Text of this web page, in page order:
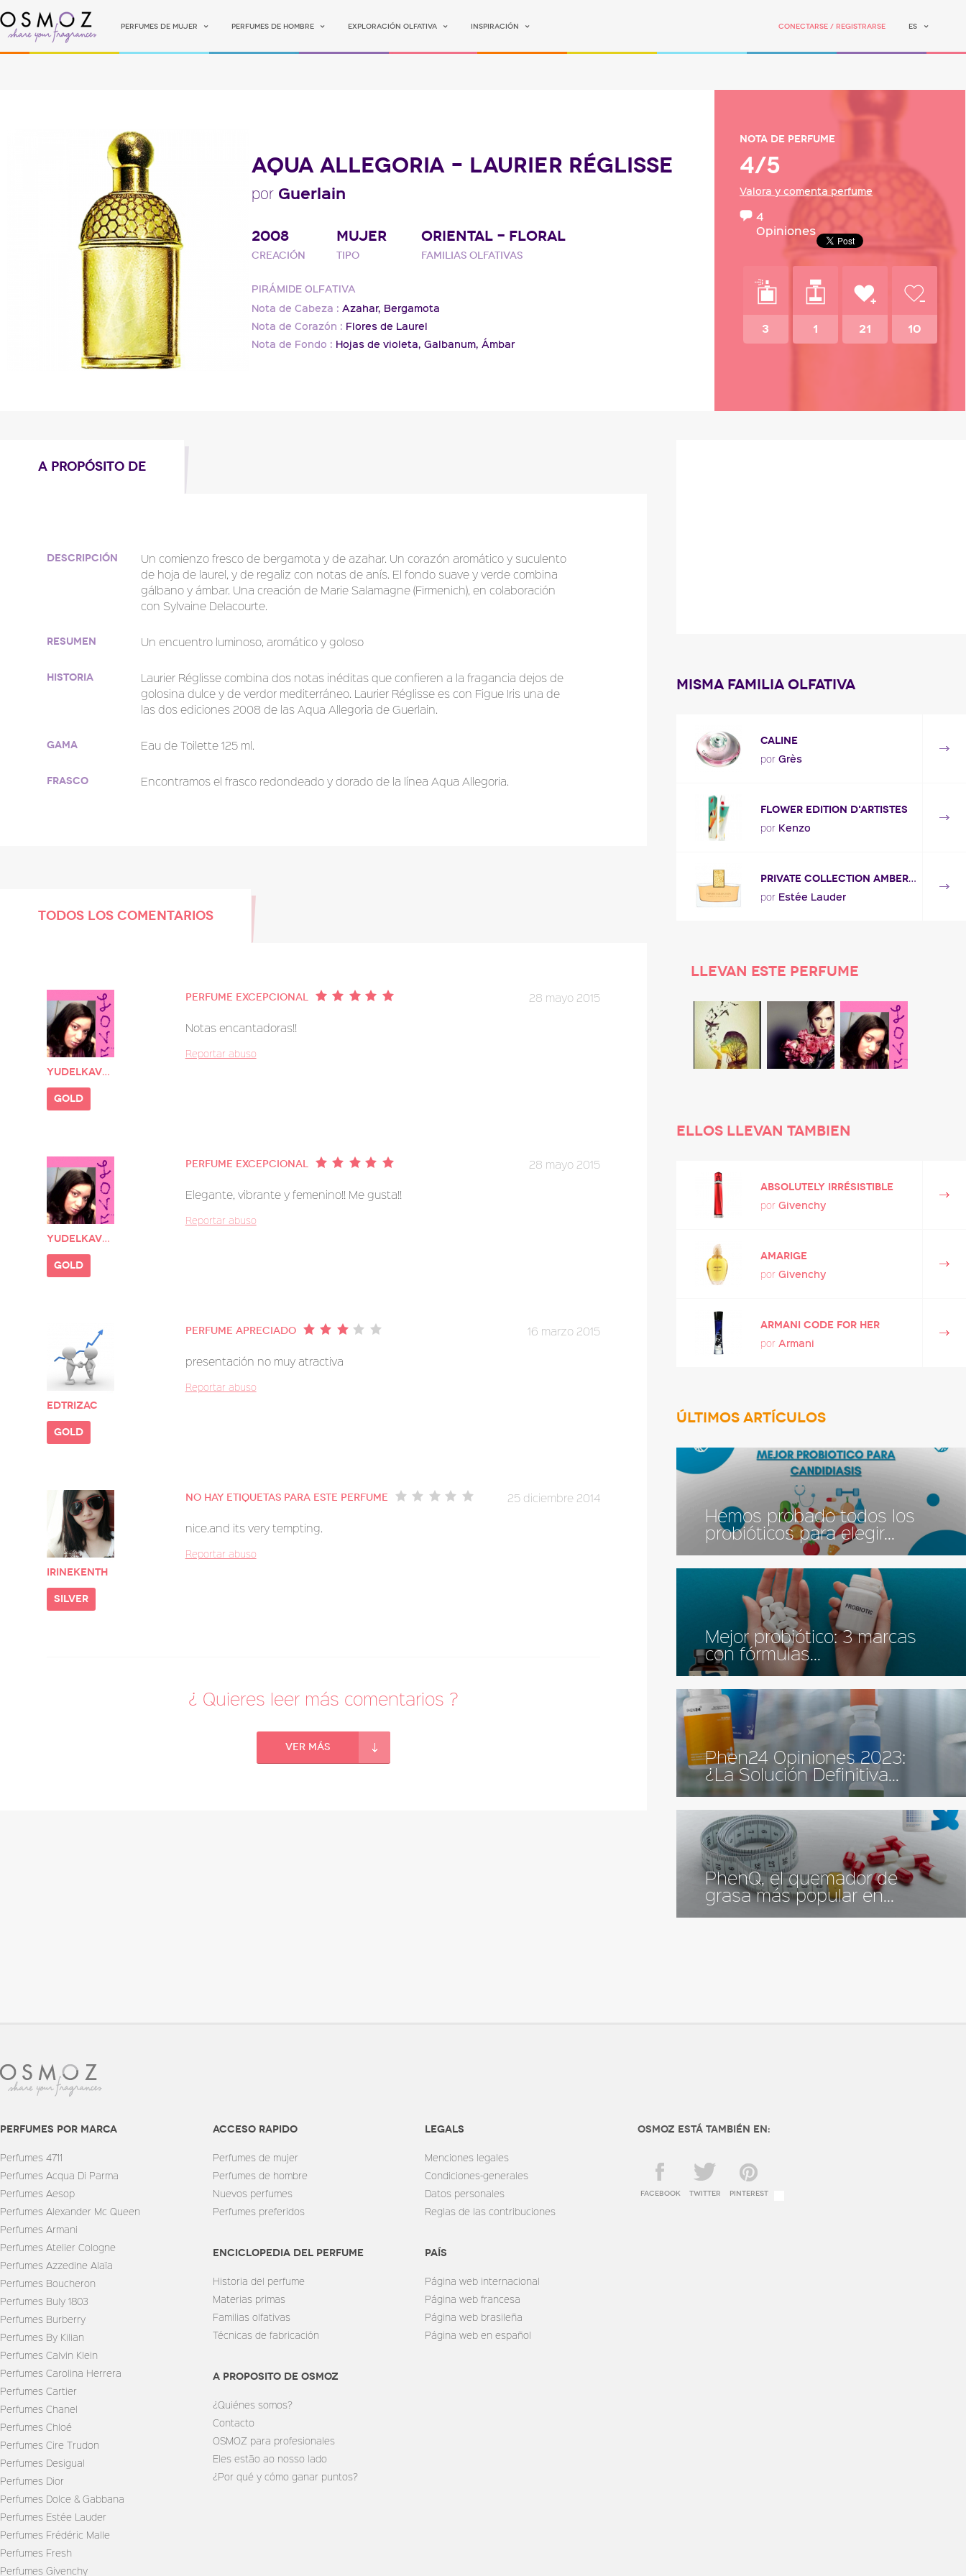
Perfumes de mujer Perfumes de hombre Exploración olfativa Inspiración Conectarse / Registrarse ES
AQUA ALLEGORIA – LAURIER RÉGLISSE
por Guerlain
2008
Creación
MUJER
Tipo
ORIENTAL - FLORAL
Familias olfativas
PIRÁMIDE OLFATIVA
Nota de Cabeza : Azahar, Bergamota
Nota de Corazón : Flores de Laurel
Nota de Fondo : Hojas de violeta, Galbanum, Ámbar
Nota de perfume
4/5
Valora y comenta perfume
4
Opiniones
3 1 21 10
A PROPÓSITO DE
Descripción
Un comienzo fresco de bergamota y de azahar. Un corazón aromático y suculento
de hoja de laurel, y de regaliz con notas de anís. El fondo suave y verde combina
gálbano y ámbar. Una creación de Marie Salamagne (Firmenich), en colaboración
con Sylvaine Delacourte.
Resumen Un encuentro luminoso, aromático y goloso
Historia
Laurier Réglisse combina dos notas inéditas que confieren a la fragancia dejos de
golosina dulce y de verdor mediterráneo. Laurier Réglisse es con Figue Iris una de
las dos ediciones 2008 de las Aqua Allegoria de Guerlain.
Gama Eau de Toilette 125 ml.
Frasco Encontramos el frasco redondeado y dorado de la línea Aqua Allegoria.
TODOS LOS COMENTARIOS
Yudelkavega
gold
Perfume excepcional
28 mayo 2015
Notas encantadoras!!
Reportar abuso
Yudelkavega
gold
Perfume excepcional
28 mayo 2015
Elegante, vibrante y femenino!! Me gusta!!
Reportar abuso
Edtrizac
gold
Perfume apreciado
16 marzo 2015
presentación no muy atractiva
Reportar abuso
irinekenth
silver
No hay etiquetas para este perfume
25 diciembre 2014
nice.and its very tempting.
Reportar abuso
¿ Quieres leer más comentarios ?
Ver más
Misma familia olfativa
CALINE
por Grès
Flower Edition d'Artistes
por Kenzo
Private Collection Amber Ylang Ylang
por Estée Lauder
LLEVAN ESTE PERFUME
ELLOS LLEVAN TAMBIEN
Absolutely Irrésistible
por Givenchy
Amarige
por Givenchy
Armani Code for her
por Armani
ÚLTIMOS ARTÍCULOS
Hemos probado todos los
probióticos para elegir...
Mejor probiótico: 3 marcas
con fórmulas...
Phen24 Opiniones 2023:
¿La Solución Definitiva...
PhenQ, el quemador de
grasa más popular en...
perfumes por marca
Perfumes 4711
Perfumes Acqua Di Parma
Perfumes Aesop
Perfumes Alexander Mc Queen
Perfumes Armani
Perfumes Atelier Cologne
Perfumes Azzedine Alaïa
Perfumes Boucheron
Perfumes Buly 1803
Perfumes Burberry
Perfumes By Kilian
Perfumes Calvin Klein
Perfumes Carolina Herrera
Perfumes Cartier
Perfumes Chanel
Perfumes Chloé
Perfumes Cire Trudon
Perfumes Desigual
Perfumes Dior
Perfumes Dolce & Gabbana
Perfumes Estée Lauder
Perfumes Frédéric Malle
Perfumes Fresh
Perfumes Givenchy
Acceso rapido
Perfumes de mujer
Perfumes de hombre
Nuevos perfumes
Perfumes preferidos
enciclopedia del perfume
Historia del perfume
Materias primas
Familias olfativas
Técnicas de fabricación
A PROPOSITO DE OSMOZ
¿Quiénes somos?
Contacto
OSMOZ para profesionales
Eles estão ao nosso lado
¿Por qué y cómo ganar puntos?
Legals
Menciones legales
Condiciones-generales
Datos personales
Reglas de las contribuciones
País
Página web internacional
Página web francesa
Página web brasileña
Página web en español
OSMOZ está también en:
facebook twitter Pinterest